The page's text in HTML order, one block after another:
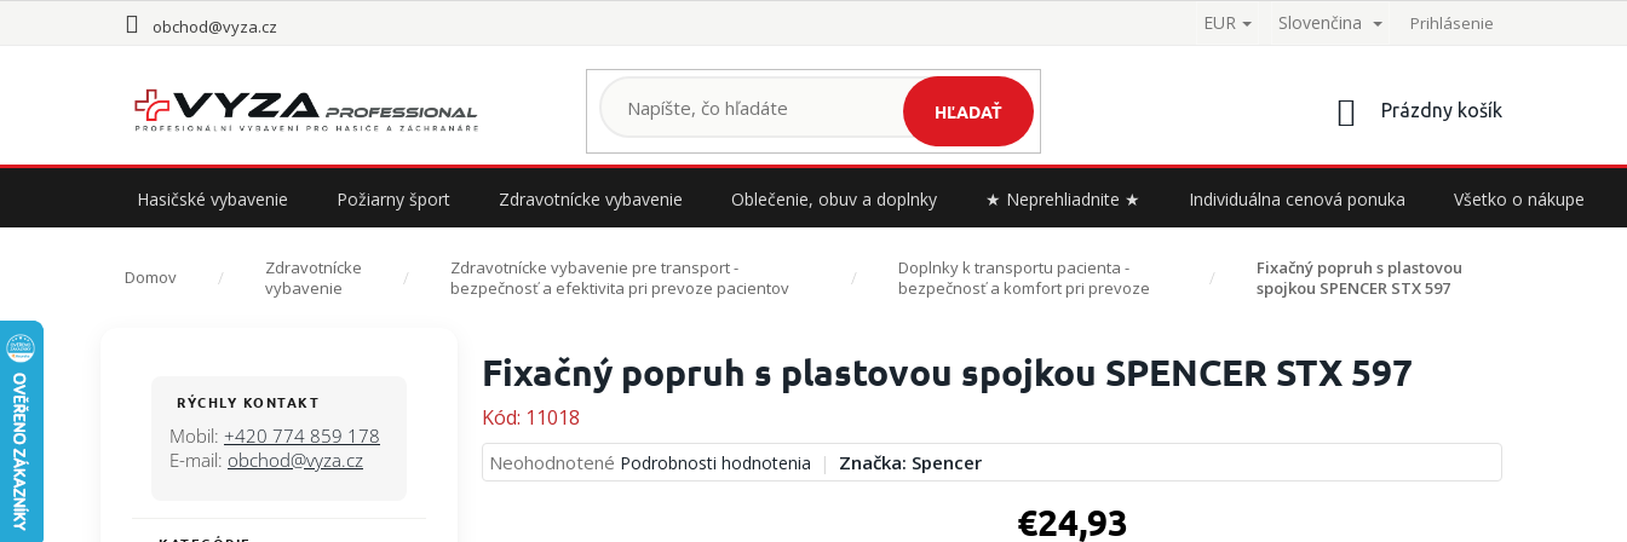
obchod@vyza.cz EUR Slovenčina Prihlásenie
HĽADAŤ
NÁKUPNÝ
Prázdny košík
Hasičské vybavenie Požiarny šport Zdravotnícke vybavenie Oblečenie, obuv a doplnky ★ Neprehliadnite ★ Individuálna cenová ponuka Všetko o nákupe
Domov
Zdravotnícke
vybavenie
Zdravotnícke vybavenie pre transport -
bezpečnosť a efektivita pri prevoze pacientov
Doplnky k transportu pacienta -
bezpečnosť a komfort pri prevoze
Fixačný popruh s plastovou
spojkou SPENCER STX 597
RÝCHLY KONTAKT
Mobil: +420 774 859 178
E-mail: obchod@vyza.cz
Fixačný popruh s plastovou spojkou SPENCER STX 597
Kód: 11018
Priemerné
hodnotenie
Neohodnotené Podrobnosti hodnotenia Značka: Spencer
€24,93